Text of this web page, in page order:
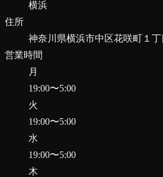
横浜
住所
神奈川県横浜市中区花咲町１
営業時間
月
19:00〜5:00
火
19:00〜5:00
水
19:00〜5:00
木